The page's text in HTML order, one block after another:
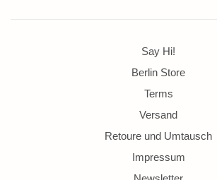
Say Hi!
Berlin Store
Terms
Versand
Retoure und Umtausch
Impressum